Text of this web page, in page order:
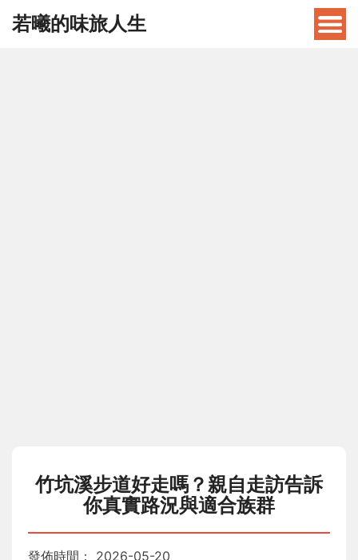
若曦的味旅人生
竹坑溪步道好走嗎？親自走訪告訴
你真實路況與適合族群
發佈時間： 2026-05-20